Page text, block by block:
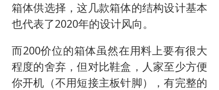
箱体供选择，这几款箱体的结构设计基本
也代表了2020年的设计风向。
而200价位的箱体虽然在用料上要有很大
程度的舍弃，但对比鞋盒，人家至少方便
你开机（不用短接主板针脚），有完整的